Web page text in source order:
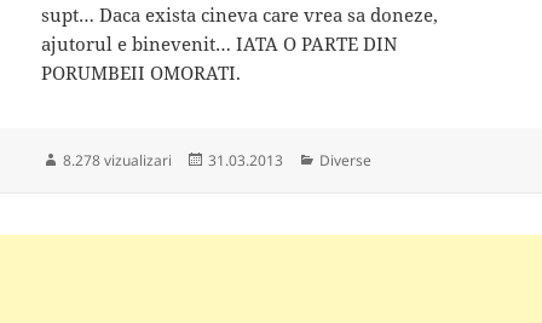
supt… Daca exista cineva care vrea sa doneze,
ajutorul e binevenit… IATA O PARTE DIN
PORUMBEII OMORATI.
8.278 vizualizari
Publicat
31.03.2013 Categorii
Diverse